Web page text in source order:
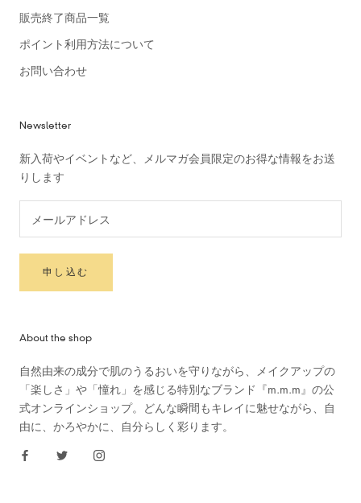
販売終了商品一覧
ポイント利用方法について
お問い合わせ
Newsletter
新入荷やイベントなど、メルマガ会員限定のお得な情報をお送
りします
申し込む
About the shop
自然由来の成分で肌のうるおいを守りながら、メイクアップの
「楽しさ」や「憧れ」を感じる特別なブランド『m.m.m』の公
式オンラインショップ。どんな瞬間もキレイに魅せながら、自
由に、かろやかに、自分らしく彩ります。